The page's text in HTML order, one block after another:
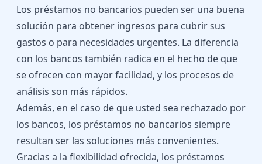
Los préstamos no bancarios pueden ser una buena
solución para obtener ingresos para cubrir sus
gastos o para necesidades urgentes. La diferencia
con los bancos también radica en el hecho de que
se ofrecen con mayor facilidad, y los procesos de
análisis son más rápidos.
Además, en el caso de que usted sea rechazado por
los bancos, los préstamos no bancarios siempre
resultan ser las soluciones más convenientes.
Gracias a la flexibilidad ofrecida, los préstamos